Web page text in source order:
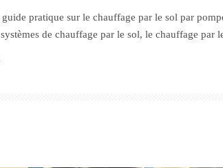
pratique sur le chauffage par le sol par
de chauffage par le sol, le chauffage par